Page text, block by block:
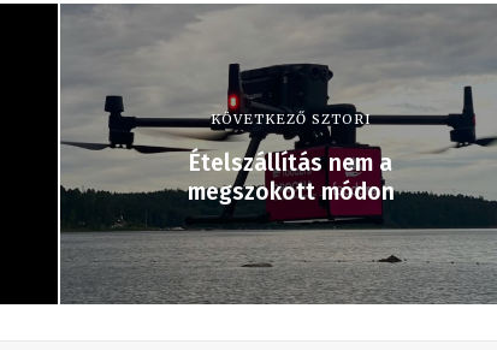
KÖVETKEZŐ SZTORI
Ételszállítás nem a
megszokott módon